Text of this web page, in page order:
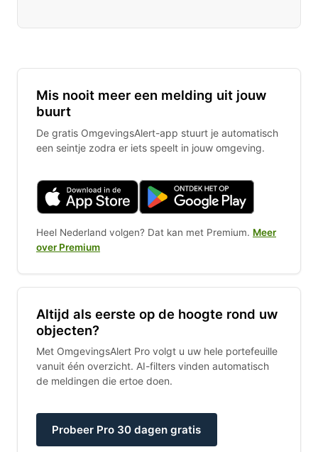
Mis nooit meer een melding uit jouw
buurt
De gratis OmgevingsAlert-app stuurt je automatisch
een seintje zodra er iets speelt in jouw omgeving.
Heel Nederland volgen? Dat kan met Premium. Meer
over Premium
Altijd als eerste op de hoogte rond uw
objecten?
Met OmgevingsAlert Pro volgt u uw hele portefeuille
vanuit één overzicht. AI-filters vinden automatisch
de meldingen die ertoe doen.
Probeer Pro 30 dagen gratis